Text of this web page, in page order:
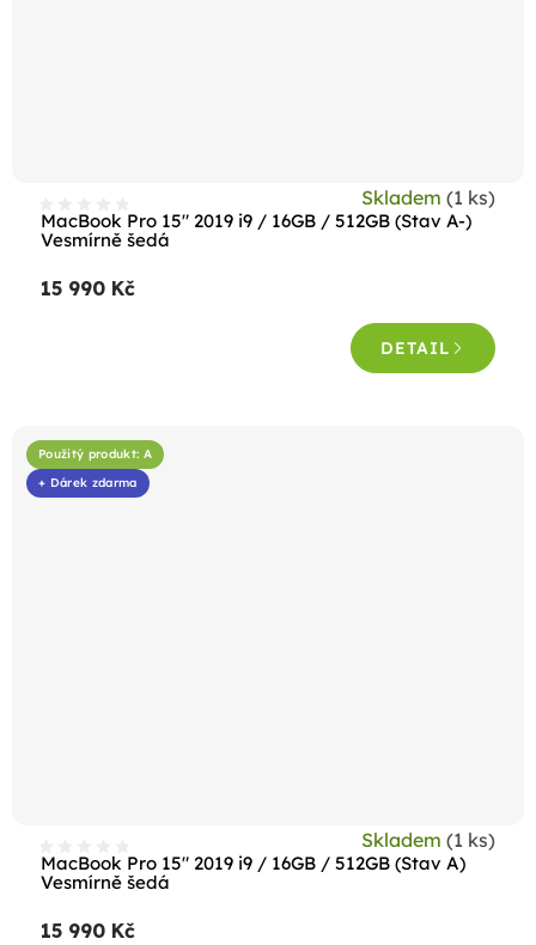
MacBook Pro 15" 2019 i9 / 16GB / 512GB (Stav A-)
Vesmírně šedá
Skladem (1 ks)
15 990 Kč
DETAIL
Použitý produkt: A
+ Dárek zdarma
MacBook Pro 15" 2019 i9 / 16GB / 512GB (Stav A)
Vesmírně šedá
Skladem (1 ks)
15 990 Kč